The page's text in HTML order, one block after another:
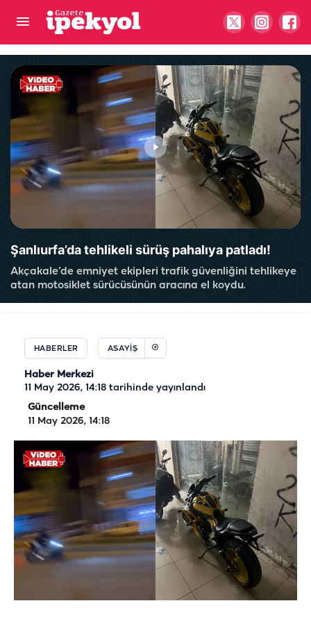
Şanlıurfa’da tehlikeli sürüş pahalıya patladı!
Akçakale’de emniyet ekipleri trafik güvenliğini tehlikeye
atan motosiklet sürücüsünün aracına el koydu.
HABERLER ASAYIŞ
Haber Merkezi
11 May 2026, 14:18 tarihinde yayınlandı
Güncelleme
11 May 2026, 14:18
Şanlıurfa'da sanayi sitesinde kavga: 2 yaralı